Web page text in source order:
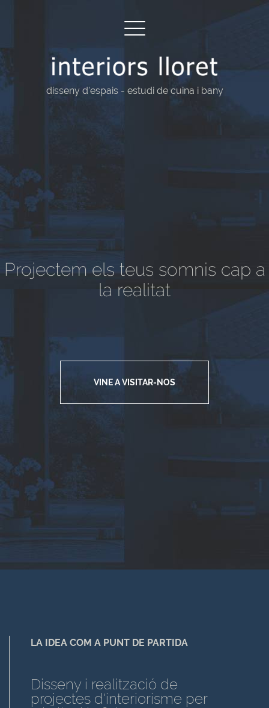
Interiors
disseny d'espais - estudi de cuina i bany
Projectem els teus somnis cap a
la realitat
VINE A VISITAR-NOS
LA IDEA COM A PUNT DE PARTIDA
Disseny i realització de
projectes d'interiorisme per